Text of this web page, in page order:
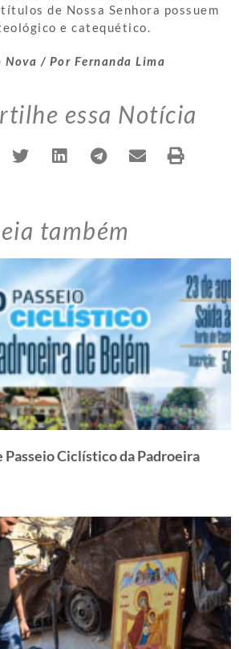
de Nossa Senhora possuem
e catequético.
Nova / Por Fernanda Lima
essa Notícia
também
Ciclístico da Padroeira